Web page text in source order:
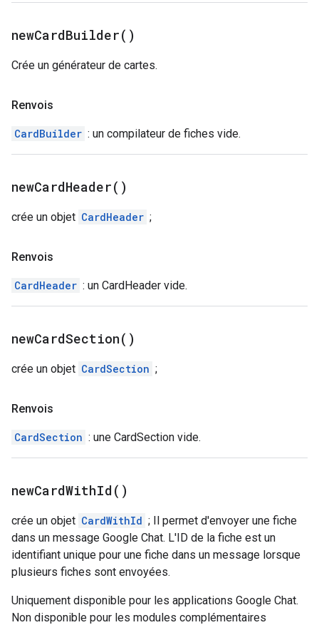
newCardBuilder( )
Crée un générateur de cartes.
Renvois
CardBuilder : un compilateur de fiches vide.
newCardHeader( )
crée un objet CardHeader ;
Renvois
CardHeader : un CardHeader vide.
newCardSection( )
crée un objet CardSection ;
Renvois
CardSection : une CardSection vide.
newCardWithId( )
crée un objet CardWithId ; Il permet d'envoyer une fiche
dans un message Google Chat. L'ID de la fiche est un
identifiant unique pour une fiche dans un message lorsque
plusieurs fiches sont envoyées.
Uniquement disponible pour les applications Google Chat.
Non disponible pour les modules complémentaires